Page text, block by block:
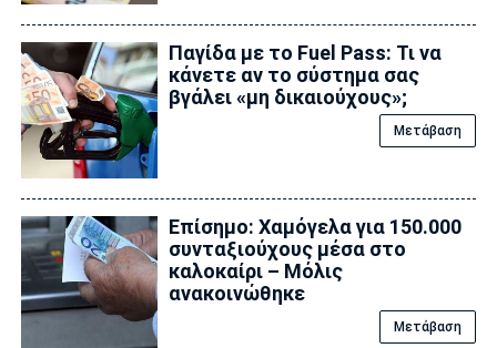
Παγίδα με το Fuel Pass: Τι να
κάνετε αν το σύστημα σας
βγάλει «μη δικαιούχους»;
Μετάβαση
Επίσημο: Χαμόγελα για 150.000
συνταξιούχους μέσα στο
καλοκαίρι – Μόλις
ανακοινώθηκε
Μετάβαση